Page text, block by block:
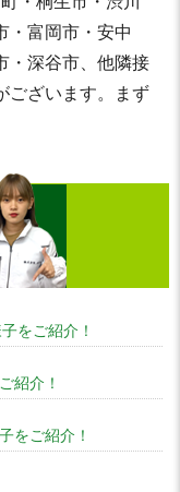
・富岡市・安中
・深谷市、他隣接
ございます。まず
をご紹介！
紹介！
をご紹介！